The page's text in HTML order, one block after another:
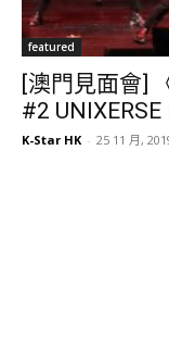
featured
[澳門見面會]
#2
K-Star HK - 25 11 月,